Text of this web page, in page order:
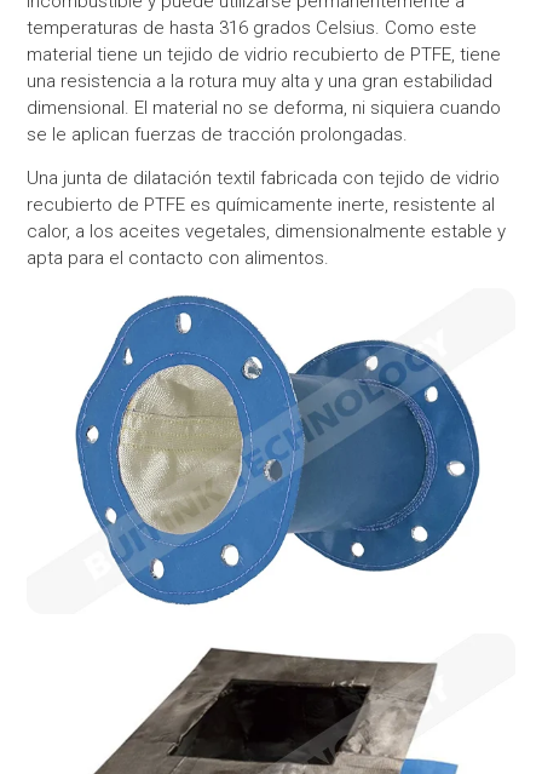
temperaturas de hasta 316 grados Celsius. Como este
material tiene un tejido de vidrio recubierto de PTFE, tiene
una resistencia a la rotura muy alta y una gran estabilidad
dimensional. El material no se deforma, ni siquiera cuando
se le aplican fuerzas de tracción prolongadas.
Una junta de dilatación textil fabricada con tejido de vidrio
recubierto de PTFE es químicamente inerte, resistente al
calor, a los aceites vegetales, dimensionalmente estable y
apta para el contacto con alimentos.